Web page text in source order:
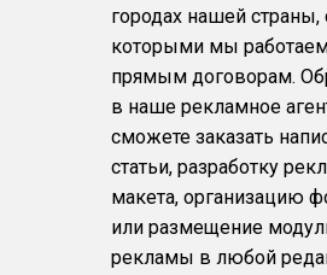
городах нашей страны,
которыми мы
прямым договорам.
в наше рекламное
сможете заказать
статьи, разработку
макета, организацию
или размещение
рекламы в любой